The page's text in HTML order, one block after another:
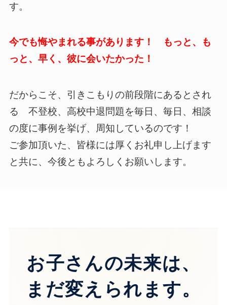
す。
今でも悔やまれる事があります！ もっと、も
っと、早く、彼に会いたかった！
だからこそ、引きこもりの前段階にあるとされ
る 不登校、高校中退問題を毎日、毎日、相談
の度に事例を挙げ、周知しているのです！
ご参加頂いた、皆様には厚くお礼申し上げます
と共に、今後ともよろしくお願いします。
お子さんの未来は、
まだ変えられます。